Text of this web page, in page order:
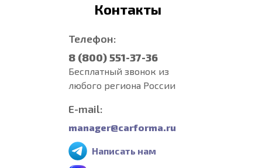
Контакты
Телефон:
8 (800) 551-37-36
Бесплатный звонок из
любого региона России
E-mail:
manager@carforma.ru
Написать нам